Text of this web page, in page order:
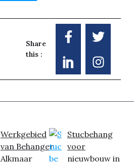
Share
this :
Werkgebied
van Behanger
Alkmaar
Stucbehang
voor
nieuwbouw in